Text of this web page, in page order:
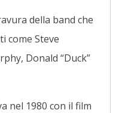
della band che
come Steve
Donald “Duck”
nel 1980 con il film